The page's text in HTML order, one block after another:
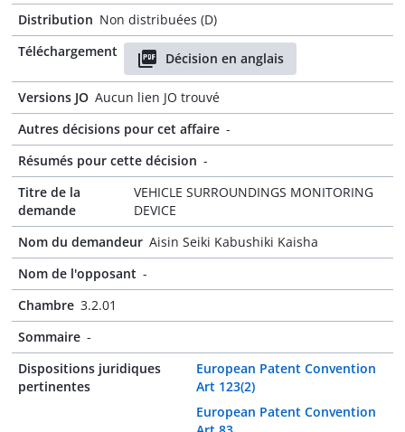
Distribution Non distribuées (D)
Téléchargement
Décision en anglais
Versions JO Aucun lien JO trouvé
Autres décisions pour cet affaire -
Résumés pour cette décision -
Titre de la
demande
VEHICLE SURROUNDINGS MONITORING
DEVICE
Nom du demandeur Aisin Seiki Kabushiki Kaisha
Nom de l'opposant -
Chambre 3.2.01
Sommaire -
Dispositions juridiques
pertinentes
European Patent Convention
Art 123(2)
European Patent Convention